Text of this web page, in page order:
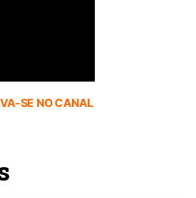
SE NO CANAL